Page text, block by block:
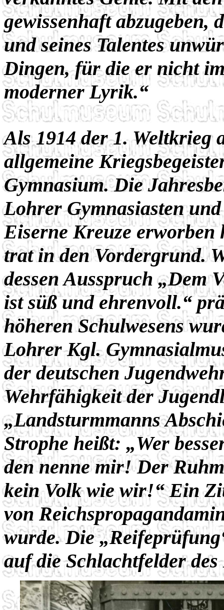
gewissenhaft abzugeben,
und seines Talentes
Dingen, für die er nicht
moderner Lyrik.“
Als 1914 der 1. Weltkrieg
allgemeine
Gymnasium. Die
Lohrer Gymnasiasten
Eiserne Kreuze
trat in den Vordergrund.
dessen Ausspruch „Dem
ist süß und ehrenvoll.“
höheren Schulwesens
Lohrer Kgl.
der deutschen
Wehrfähigkeit der
„Landsturmmanns
Strophe heißt: „Wer
den nenne mir! Der
kein Volk wie wir!“ Ein
von
wurde. Die
auf die Schlachtfelder des